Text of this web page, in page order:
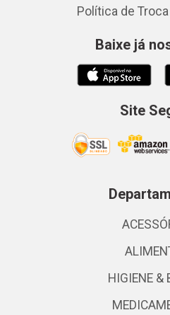
Política de
Baixe já
Site
HIGIENE &